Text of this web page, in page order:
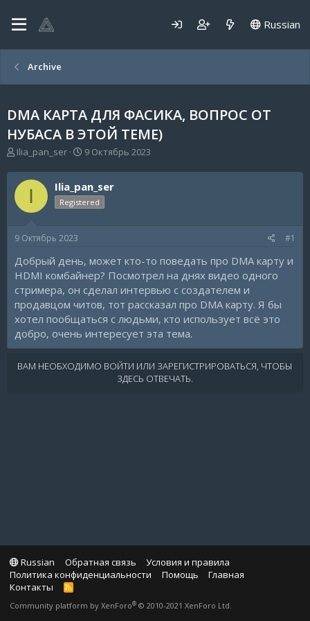
Russian
Archive
DMA КАРТА ДЛЯ ФАСИКА, ВОПРОС ОТ
НУБАСА В ЭТОЙ ТЕМЕ)
А
т
о
р
т
м
Ilia_pan_ser
Д
т
а
н
а
9 Октябрь 2023
I Ilia_pan_ser
Registered
9 Октябрь 2023 #1
Добрый день, может кто-то поведать про DMA карту и
HDMI комбайнер? Посмотрел на днях видео одного
стримера, он сделал интервью с создателем и
продавцом читов, тот рассказал про DMA карту. Я бы
хотел пообщаться с людьми, кто использует всё это
добро, очень интересует эта тема.
ВАМ НЕОБХОДИМО ВОЙТИ ИЛИ ЗАРЕГИСТРИРОВАТЬСЯ, ЧТОБЫ
ЗДЕСЬ ОТВЕЧАТЬ.
Russian Обратная связь
Условия и правила
Политика конфиденциальности
Помощь
Главная
Контакты
R
S
Community platform by XenForo® © 2010-2021 XenForo Ltd.